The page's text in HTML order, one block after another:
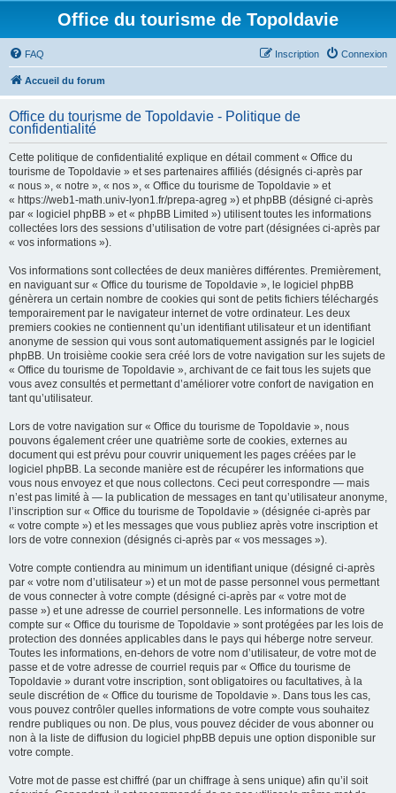
Office du tourisme de Topoldavie
FAQ Connexion
Inscription
Accueil du forum
Office du tourisme de Topoldavie - Politique de
confidentialité
Cette politique de confidentialité explique en détail comment « Office du
tourisme de Topoldavie » et ses partenaires affiliés (désignés ci-après par
« nous », « notre », « nos », « Office du tourisme de Topoldavie » et
« https://web1-math.univ-lyon1.fr/prepa-agreg ») et phpBB (désigné ci-après
par « logiciel phpBB » et « phpBB Limited ») utilisent toutes les informations
collectées lors des sessions d’utilisation de votre part (désignées ci-après par
« vos informations »).
Vos informations sont collectées de deux manières différentes. Premièrement,
en naviguant sur « Office du tourisme de Topoldavie », le logiciel phpBB
génèrera un certain nombre de cookies qui sont de petits fichiers téléchargés
temporairement par le navigateur internet de votre ordinateur. Les deux
premiers cookies ne contiennent qu’un identifiant utilisateur et un identifiant
anonyme de session qui vous sont automatiquement assignés par le logiciel
phpBB. Un troisième cookie sera créé lors de votre navigation sur les sujets de
« Office du tourisme de Topoldavie », archivant de ce fait tous les sujets que
vous avez consultés et permettant d’améliorer votre confort de navigation en
tant qu’utilisateur.
Lors de votre navigation sur « Office du tourisme de Topoldavie », nous
pouvons également créer une quatrième sorte de cookies, externes au
document qui est prévu pour couvrir uniquement les pages créées par le
logiciel phpBB. La seconde manière est de récupérer les informations que
vous nous envoyez et que nous collectons. Ceci peut correspondre — mais
n’est pas limité à — la publication de messages en tant qu’utilisateur anonyme,
l’inscription sur « Office du tourisme de Topoldavie » (désignée ci-après par
« votre compte ») et les messages que vous publiez après votre inscription et
lors de votre connexion (désignés ci-après par « vos messages »).
Votre compte contiendra au minimum un identifiant unique (désigné ci-après
par « votre nom d’utilisateur ») et un mot de passe personnel vous permettant
de vous connecter à votre compte (désigné ci-après par « votre mot de
passe ») et une adresse de courriel personnelle. Les informations de votre
compte sur « Office du tourisme de Topoldavie » sont protégées par les lois de
protection des données applicables dans le pays qui héberge notre serveur.
Toutes les informations, en-dehors de votre nom d’utilisateur, de votre mot de
passe et de votre adresse de courriel requis par « Office du tourisme de
Topoldavie » durant votre inscription, sont obligatoires ou facultatives, à la
seule discrétion de « Office du tourisme de Topoldavie ». Dans tous les cas,
vous pouvez contrôler quelles informations de votre compte vous souhaitez
rendre publiques ou non. De plus, vous pouvez décider de vous abonner ou
non à la liste de diffusion du logiciel phpBB depuis une option disponible sur
votre compte.
Votre mot de passe est chiffré (par un chiffrage à sens unique) afin qu’il soit